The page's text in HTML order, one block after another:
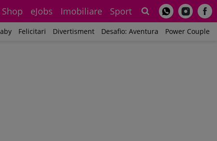
Shop eJobs Imobiliare Sport
Felicitari Divertisment Desafio: Aventura Power Couple